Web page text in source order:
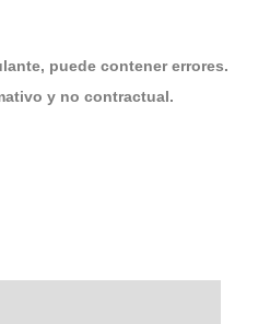
puede contener errores.
y no contractual.